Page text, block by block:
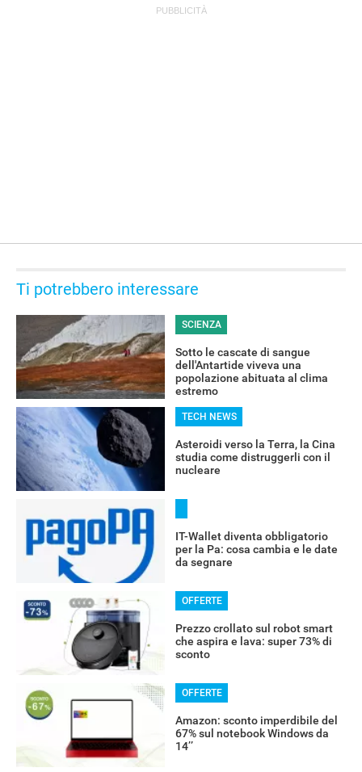
Ti potrebbero interessare
SCIENZA
Sotto le cascate di sangue
dell'Antartide viveva una
popolazione abituata al clima
estremo
TECH NEWS
Asteroidi verso la Terra, la Cina
studia come distruggerli con il
nucleare
IT-Wallet diventa obbligatorio
per la Pa: cosa cambia e le date
da segnare
OFFERTE
Prezzo crollato sul robot smart
che aspira e lava: super 73% di
sconto
OFFERTE
Amazon: sconto imperdibile del
67% sul notebook Windows da
14’’